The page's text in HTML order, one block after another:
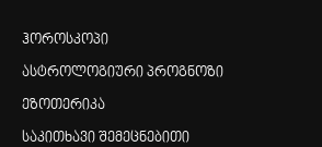
ჰოროსკოპი
ასტროლოგიური პროგნოზი
ეზოთერიკა
საკითხავი შემეცნებითი